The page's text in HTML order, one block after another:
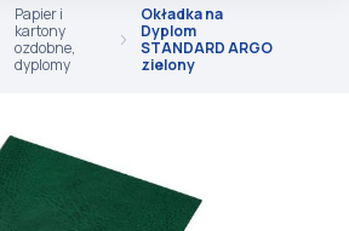
Papier i
kartony
ozdobne,
dyplomy
Okładka na
Dyplom
STANDARD ARGO
zielony